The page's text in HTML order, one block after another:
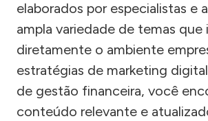
elaborados por especialistas e
ampla variedade de temas que
diretamente o ambiente
estratégias de marketing
de gestão financeira, você
conteúdo relevante e